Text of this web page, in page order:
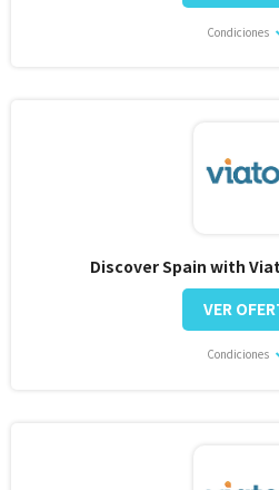
Condiciones
Discover Spain with
Condiciones
VER